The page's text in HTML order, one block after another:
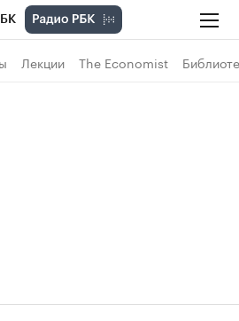
Лекции The Economist